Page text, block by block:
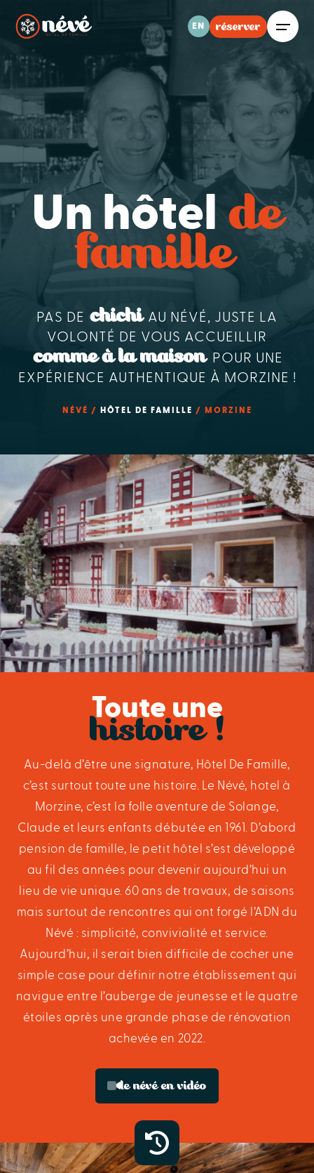
EN réserver
Un hôtel de
famille
PAS DE chichiAU NÉVÉ, JUSTE LA
VOLONTÉ DE VOUS ACCUEILLIR
comme à la maison POUR UNE
EXPÉRIENCE AUTHENTIQUE À MORZINE !
NÉVÉ / HÔTEL DE FAMILLE / MORZINE
histoire
Toute une
histoire !
Au-delà d’être une signature, Hôtel De Famille,
c’est surtout toute une histoire. Le Névé, hotel à
Morzine, c’est la folle aventure de Solange,
Claude et leurs enfants débutée en 1961. D’abord
pension de famille, le petit hôtel s’est développé
au fil des années pour devenir aujourd’hui un
lieu de vie unique. 60 ans de travaux, de saisons
mais surtout de rencontres qui ont forgé l’ADN du
Névé : simplicité, convivialité et service.
Aujourd’hui, il serait bien difficile de cocher une
simple case pour définir notre établissement qui
navigue entre l’auberge de jeunesse et le quatre
étoiles après une grande phase de rénovation
achevée en 2022.
le névé en vidéo